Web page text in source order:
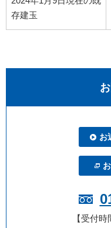
存建玉
お
【受付